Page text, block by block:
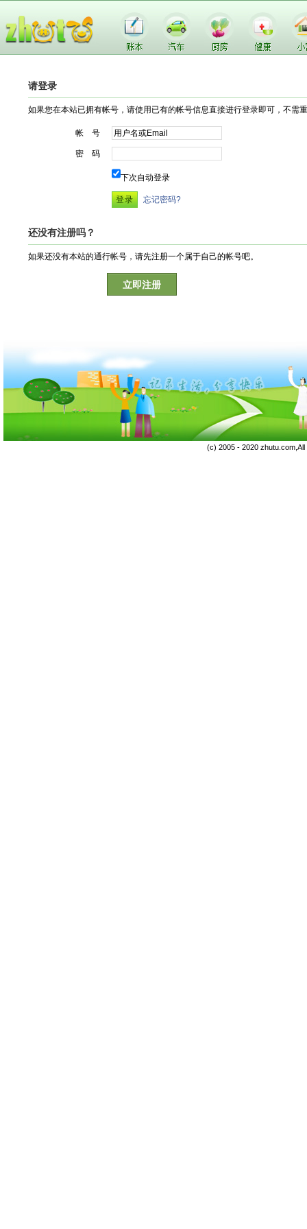
请登录
如果您在本站已拥有帐号，请使用已有的帐号信息直接进行登录即可，不需
帐 号
密 码
下次自动登录
忘记密码?
还没有注册吗？
如果还没有本站的通行帐号，请先注册一个属于自己的帐号吧。
立即注册
(c) 2005 - 2020